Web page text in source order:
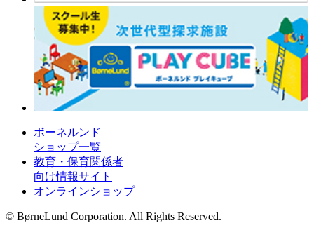
ボーネルンド
ショップ一覧
教育・保育関係者
向け情報サイト
オンラインショップ
© BørneLund Corporation. All Rights Reserved.